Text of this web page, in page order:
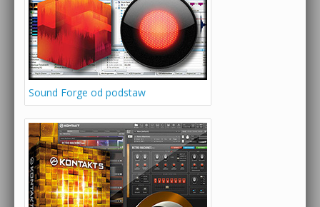
Sound Forge od podstaw